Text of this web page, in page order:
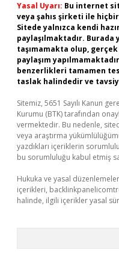
Yasal Uyarı: Bu internet
veya şahıs şirketi ile
Sitede yalnızca kendi
paylaşılmaktadır.
taşımamakta olup,
paylaşım
benzerlikleri tamamen
taslak halindedir ve
Sitemiz, 5651 Sayılı Kanun
Kurumu (BTK) tarafından
vermektedir. Bu nedenle,
veya araştırma
yazdıkları içeriklerin
bu sorumluluğu kabul etmiş
Hukuka ve yasal
içerikleri,
halinde, ilgili içerikler yasal